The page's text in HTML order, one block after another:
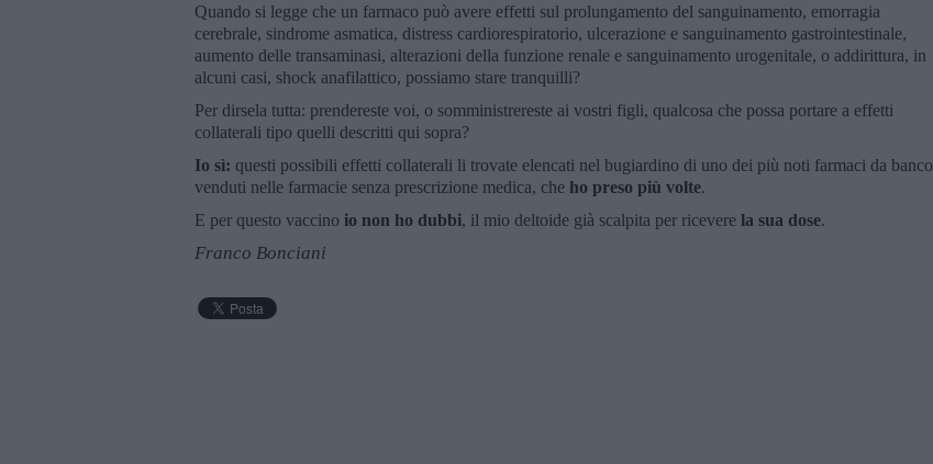
Quando si legge che un farmaco può avere effetti sul prolungamento del sanguinamento, emorragia
cerebrale, sindrome asmatica, distress cardiorespiratorio, ulcerazione e sanguinamento gastrointestinale,
aumento delle transaminasi, alterazioni della funzione renale e sanguinamento urogenitale, o addirittura, in
alcuni casi, shock anafilattico, possiamo stare tranquilli?
Per dirsela tutta: prendereste voi, o somministrereste ai vostri figli, qualcosa che possa portare a effetti
collaterali tipo quelli descritti qui sopra?
Io sì: questi possibili effetti collaterali li trovate elencati nel bugiardino di uno dei più noti farmaci da banco
venduti nelle farmacie senza prescrizione medica, che ho preso più volte.
E per questo vaccino io non ho dubbi, il mio deltoide già scalpita per ricevere la sua dose.
Franco Bonciani